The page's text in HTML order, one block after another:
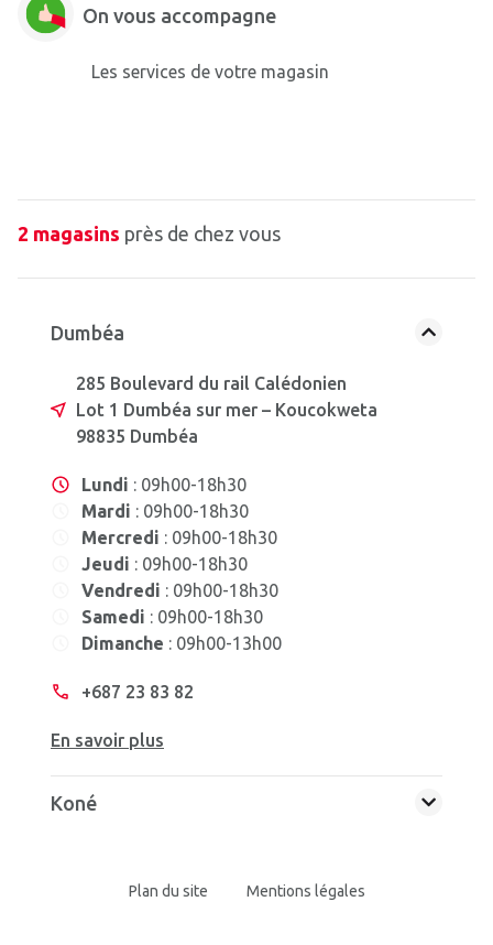
2 magasins près de chez vous
Dumbéa
285 Boulevard du rail Calédonien
Lot 1 Dumbéa sur mer – Koucokweta
98835 Dumbéa
Lundi : 09h00-18h30
Mardi : 09h00-18h30
Mercredi : 09h00-18h30
Jeudi : 09h00-18h30
Vendredi : 09h00-18h30
Samedi : 09h00-18h30
Dimanche : 09h00-13h00
+687 23 83 82
En savoir plus
Koné
On vous accompagne
Les services de votre magasin
Plan du site Mentions légales